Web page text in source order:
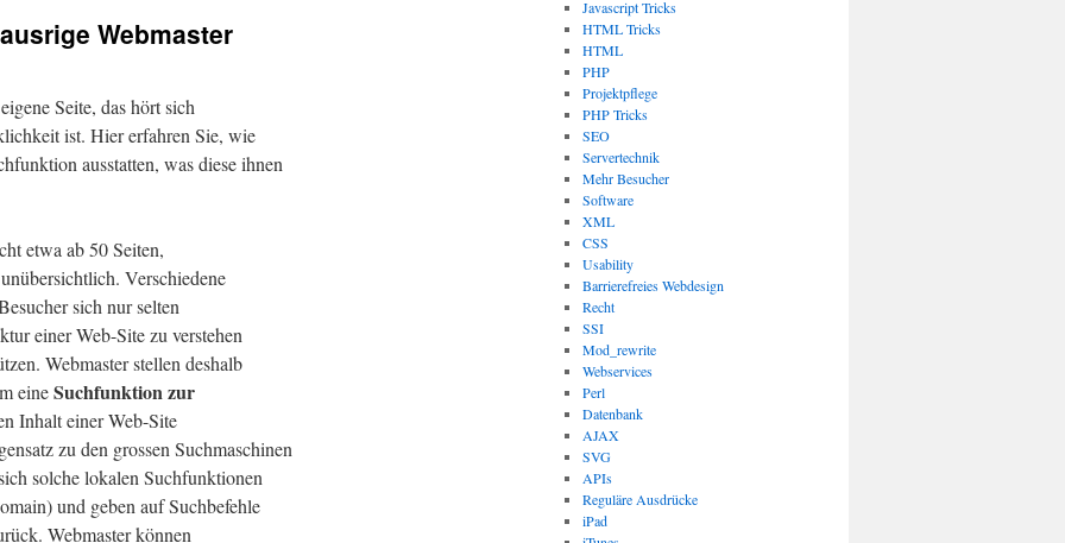
Webmaster
Seite, das hört sich
ist. Hier erfahren Sie, wie
ausstatten, was diese ihnen
etwa ab 50 Seiten,
Verschiedene
sich nur selten
einer Web-Site zu verstehen
Webmaster stellen deshalb
eineSuchfunktion zur
Inhalt einer Web-Site
zu den grossen Suchmaschinen
solche lokalen Suchfunktionen
und geben auf Suchbefehle
Webmaster können
Javascript Tricks
HTML Tricks
HTML
PHP
Projektpflege
PHP Tricks
SEO
Servertechnik
Mehr Besucher
Software
XML
CSS
Usability
Barrierefreies Webdesign
Recht
SSI
Mod_rewrite
Webservices
Perl
Datenbank
AJAX
SVG
APIs
Reguläre Ausdrücke
iPad